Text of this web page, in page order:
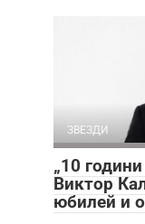
ЗВЕЗДИ
„10
Виктор
юбилей и